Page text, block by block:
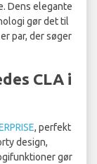
Dens elegante
gør det til
par, der søger
CLA i
, perfekt
design,
gør